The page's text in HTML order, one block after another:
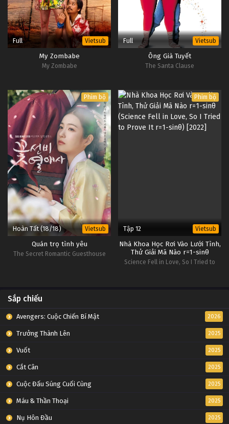
Full Vietsub
My Zombabe
My Zombabe
Full Vietsub
Ông Già Tuyết
The Santa Clause
Phim bộ
Hoàn Tất (18/18) Vietsub
Quán trọ tình yêu
The Secret Romantic Guesthouse
Phim bộ
Tập 12 Vietsub
Nhà Khoa Học Rơi Vào Lưới Tình,
Thử Giải Mã Nào r=1-sinθ
Science Fell in Love, So I Tried to
Sắp chiếu
Avengers: Cuộc Chiến Bí Mật 2026
Trưởng Thành Lên 2025
Vuốt 2025
Cắt Cân 2025
Cuộc Đấu Súng Cuối Cùng 2025
Máu & Thần Thoại 2025
Nụ Hôn Đầu 2025